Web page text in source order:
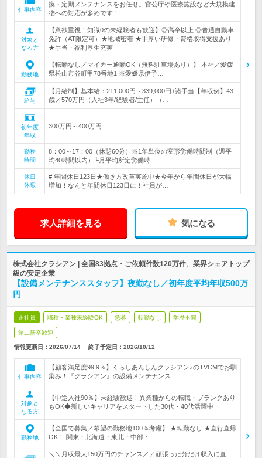
仕事内容
換・定期メンテナンスをお任せ。官公庁や医療施設など大規模建
物への対応が多めです！
対象と
なる方
【意欲重視！知識0の未経験者も歓迎】◎高卒以上 ◎普通自動車
免許（AT限定可）★地域密着 ★手厚い研修・資格取得支援あり
★手当・福利厚生充実
勤務地
【転勤なし／マイカー通勤OK（無料駐車場あり）】 本社／愛媛
県松山市谷町甲78番地1 ※愛媛県伊予…
給与
【月給制】基本給：211,000円～339,000円+諸手当【年収例】43
歳／570万円（入社3年/経験者/主任）（…
初年度
年収
300万円～400万円
勤務
時間
8：00～17：00（休憩60分）※1年単位の変形労働時間制（週平
均40時間以内）└月平均所定労働時…
休日
休暇
# 年間休日123日★働き方改革実施中★今年から年間休日が大幅
増加！なんと年間休日123日に！社員が…
求人詳細を見る 気になる
株式会社クラシアン | 全国83拠点・ご依頼件数120万件、業界シェアトップ
級の安定企業
【設備メンテナンススタッフ】夜勤なし／初年度平均年収500万
円
正社員 職種・業種未経験OK 急募 転勤なし 学歴不問
第二新卒歓迎
情報更新日：2026/07/14 終了予定日： 2026/10/12
仕事内容
【顧客満足度99.9％】くらしあんしんクラシアン♪のTVCMでお馴
染み！『クラシアン』の設備メンテナンス
対象と
なる方
【中途入社90％】未経験歓迎！異業種からの転職・ブランクあり
もOK◆新しいキャリアをスタートした30代・40代活躍中
勤務地
【全国で募集／希望の勤務地100％考慮】 ★転勤なし ★直行直帰
OK！ 関東・北海道・東北・中部・…
＼＼月収最大150万円のチャンス／／頑張った分だけ収入に直